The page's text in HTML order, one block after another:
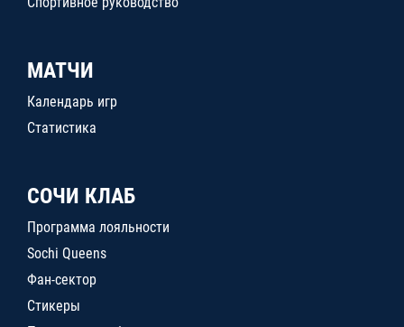
МАТЧИ
Календарь игр
Статистика
СОЧИ КЛАБ
Программа лояльности
Sochi Queens
Фан-сектор
Стикеры